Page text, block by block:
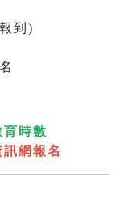
到)
時數
網報名